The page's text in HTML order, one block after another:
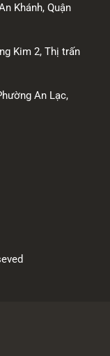
Khánh, Quận
Kim 2, Thị trấn
An Lạc,